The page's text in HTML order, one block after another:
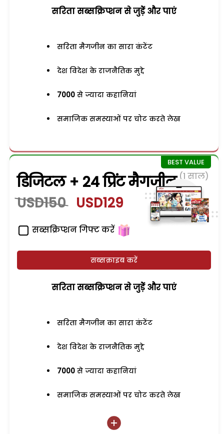
सरिता सब्सक्रिप्शन से जुड़ेें और पाएं
सरिता मैगजीन का सारा कंटेंट
देश विदेश के राजनैतिक मुद्दे
7000 से ज्यादा कहानियां
समाजिक समस्याओं पर चोट करते लेख
डिजिटल + 24 प्रिंट मैगजीन (1 साल)
USD150 USD129
सब्सक्रिप्शन गिफ्ट करें
सब्सक्राइब करें
सरिता सब्सक्रिप्शन से जुड़ेें और पाएं
सरिता मैगजीन का सारा कंटेंट
देश विदेश के राजनैतिक मुद्दे
7000 से ज्यादा कहानियां
समाजिक समस्याओं पर चोट करते लेख